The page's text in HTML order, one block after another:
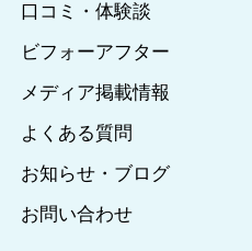
口コミ・体験談
ビフォーアフター
メディア掲載情報
よくある質問
お知らせ・ブログ
お問い合わせ